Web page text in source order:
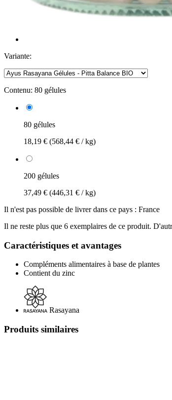
Variante:
Contenu: 80 gélules
80 gélules
18,19 € (568,44 € / kg)
200 gélules
37,49 € (446,31 € / kg)
Il n'est pas possible de livrer dans ce pays : France
Il ne reste plus que 6 exemplaires de ce produit.
Caractéristiques et avantages
Compléments alimentaires à base de plantes
Contient du zinc
Rasayana
Produits similaires